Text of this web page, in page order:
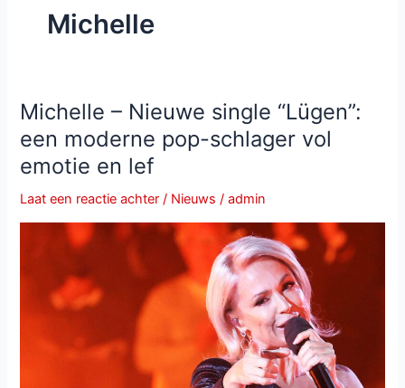
Michelle
Michelle – Nieuwe single “Lügen”:
een moderne pop-schlager vol
emotie en lef
Laat een reactie achter / Nieuws /admin